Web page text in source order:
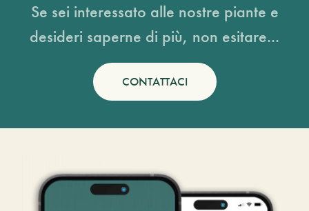
Se sei interessato alle nostre piante e
desideri saperne di più, non esitare...
CONTATTACI